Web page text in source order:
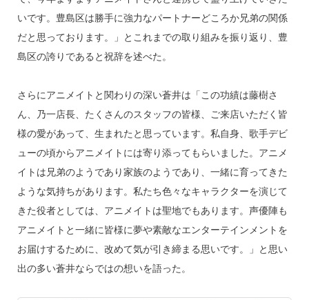
いです。豊島区は勝手に強力なパートナーどころか兄弟の関係
だと思っております。」とこれまでの取り組みを振り返り、豊
島区の誇りであると祝辞を述べた。
さらにアニメイトと関わりの深い蒼井は「この功績は藤樹さ
ん、乃一店長、たくさんのスタッフの皆様、ご来店いただく皆
様の愛があって、生まれたと思っています。私自身、歌手デビ
ューの頃からアニメイトには寄り添ってもらいました。アニメ
イトは兄弟のようであり家族のようであり、一緒に育ってきた
ような気持ちがあります。私たち色々なキャラクターを演じて
きた役者としては、アニメイトは聖地でもあります。声優陣も
アニメイトと一緒に皆様に夢や素敵なエンターテインメントを
お届けするために、改めて気が引き締まる思いです。」と思い
出の多い蒼井ならではの想いを語った。